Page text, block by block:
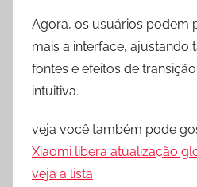
Agora, os usuários podem
mais a interface, ajustando
fontes e efeitos de
intuitiva.
veja você também pode
Xiaomi libera atualização
veja a lista